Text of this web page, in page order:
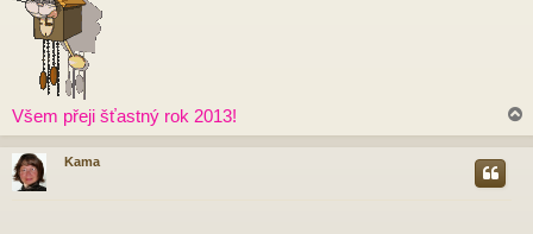
Všem přeji šťastný rok 2013!
a
Kama